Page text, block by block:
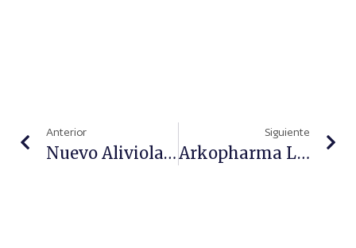
Anterior
Nuevo Aliviolas Soft De Aboca: Libera El Intestino Con Delicadeza
Siguiente
Arkopharma Lanza Una Fórmula Natural Para Reducir El Cansancio Asociado Al Déficit De Hierro